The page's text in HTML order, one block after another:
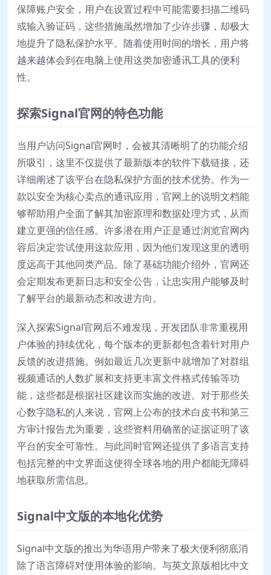
保障账户安全，用户在设置过程中可能需要扫描二维码
或输入验证码，这些措施虽然增加了少许步骤，却极大
地提升了隐私保护水平。随着使用时间的增长，用户将
越来越体会到在电脑上使用这类加密通讯工具的便利
性。
探索Signal官网的特色功能
当用户访问Signal官网时，会被其清晰明了的功能介绍
所吸引，这里不仅提供了最新版本的软件下载链接，还
详细阐述了该平台在隐私保护方面的技术优势。作为一
款以安全为核心卖点的通讯应用，官网上的说明文档能
够帮助用户全面了解其加密原理和数据处理方式，从而
建立更强的信任感。许多潜在用户正是通过浏览官网内
容后决定尝试使用这款应用，因为他们发现这里的透明
度远高于其他同类产品。除了基础功能介绍外，官网还
会定期发布更新日志和安全公告，让忠实用户能够及时
了解平台的最新动态和改进方向。
深入探索Signal官网后不难发现，开发团队非常重视用
户体验的持续优化，每个版本的更新都包含着针对用户
反馈的改进措施。例如最近几次更新中就增加了对群组
视频通话的人数扩展和支持更丰富文件格式传输等功
能，这些都是根据社区建议而实施的改进。对于那些关
心数字隐私的人来说，官网上公布的技术白皮书和第三
方审计报告尤为重要，这些资料用确凿的证据证明了该
平台的安全可靠性。与此同时官网还提供了多语言支持
包括完整的中文界面这使得全球各地的用户都能无障碍
地获取所需信息。
Signal中文版的本地化优势
Signal中文版的推出为华语用户带来了极大便利彻底消
除了语言障碍对使用体验的影响。与英文原版相比中文